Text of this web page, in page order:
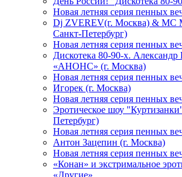
Новая летняя серия пенных
Dj ZVEREV(г. Москва) & MC
Санкт-Петербург)
Новая летняя серия пенных
Дискотека 80-90-х.
«АНОНС» (г. Москва)
Новая летняя серия пенных
Игорек (г. Москва)
Новая летняя серия пенных
Эротическое шоу
Петербург)
Новая летняя серия пенных
Антон Зацепин (г. Москва)
Новая летняя серия пенных
«Конан» и экстримальное
«Другие»